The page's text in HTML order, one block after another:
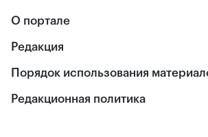
О портале
Редакция
Порядок использования
Редакционная политика